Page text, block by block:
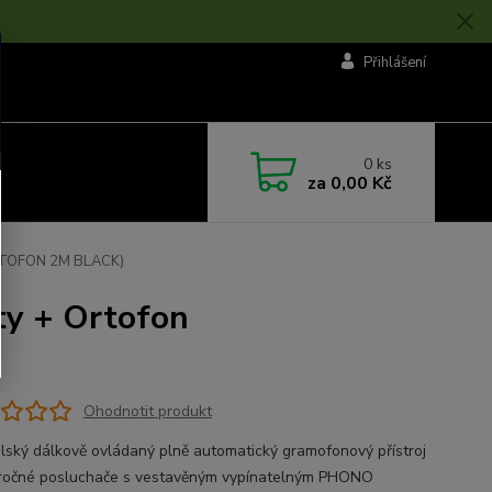
Přihlášení
0 ks
za 0,00 Kč
2M BLACK)
+ Ortofon
Ohodnotit produkt
dálkově ovládaný plně automatický gramofonový přístroj
posluchače s vestavěným vypínatelným PHONO